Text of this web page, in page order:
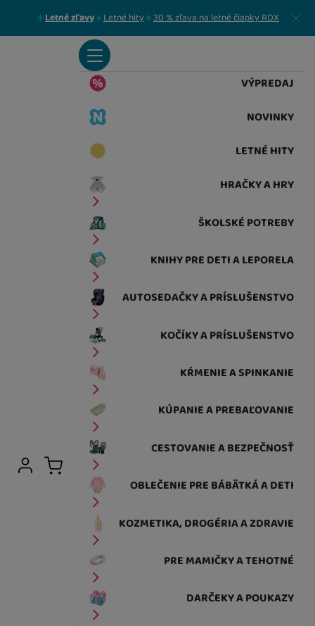
Letné zľavy Letné hity 30 % zľava na letné čiapky RDX Zavrieť
VÝPREDAJ
NOVINKY
LETNÉ HITY
HRAČKY A HRY
ŠKOLSKÉ POTREBY
KNIHY PRE DETI A LEPORELA
AUTOSEDAČKY A PRÍSLUŠENSTVO
KOČÍKY A PRÍSLUŠENSTVO
KŔMENIE A SPINKANIE
KÚPANIE A PREBAĽOVANIE
CESTOVANIE A BEZPEČNOSŤ
OBLEČENIE PRE BÁBÄTKÁ A DETI
KOZMETIKA, DROGÉRIA A ZDRAVIE
PRE MAMIČKY A TEHOTNÉ
DARČEKY A POUKAZY
Užívateľská sekcia
Prihlásiť sa
Košík